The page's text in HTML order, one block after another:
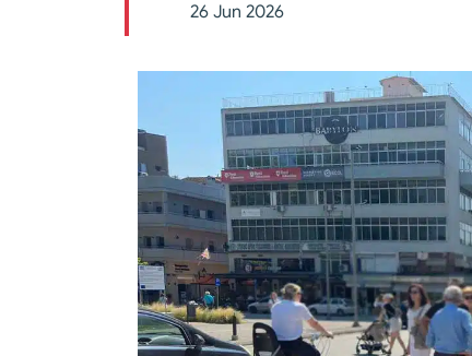
26 Jun 2026